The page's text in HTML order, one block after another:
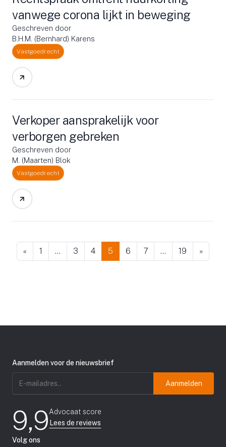
vanwege corona lijkt in beweging
Geschreven door
B.H.M. (Bernhard) Karens
Vastgoedrecht
Verkoper aansprakelijk voor
verborgen gebreken
Geschreven door
M. (Maarten) Blok
Vastgoedrecht
« 1 … 3 4 5 6 7 … 19 »
Aanmelden voor de nieuwsbrief
9,9Advocaat score
Lees de reviews
Volg ons